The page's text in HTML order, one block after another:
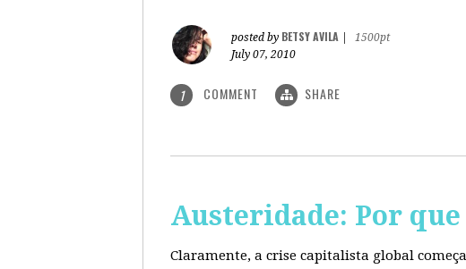
posted by BETSY AVILA
1500pt
July 07, 2010
1 COMMENT SHARE
Austeridade: Por
Claramente, a crise capitalista global